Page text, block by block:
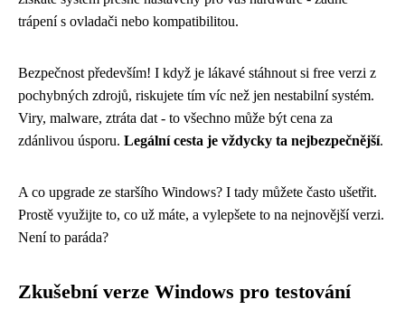
trápení s ovladači nebo kompatibilitou.
Bezpečnost především! I když je lákavé stáhnout si free verzi z
pochybných zdrojů, riskujete tím víc než jen nestabilní systém.
Viry, malware, ztráta dat - to všechno může být cena za
zdánlivou úsporu. Legální cesta je vždycky ta nejbezpečnější.
A co upgrade ze staršího Windows? I tady můžete často ušetřit.
Prostě využijte to, co už máte, a vylepšete to na nejnovější verzi.
Není to paráda?
Zkušební verze Windows pro testování